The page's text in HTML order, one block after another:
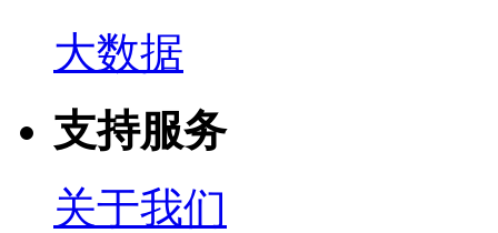
大数据
支持服务
关于我们